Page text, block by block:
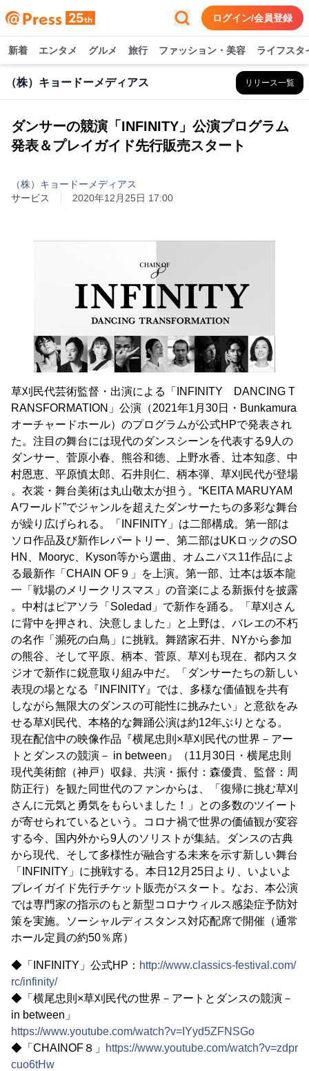
ログイン/会員登録
新着 エンタメ グルメ 旅行 ファッション・美容 ライフスタ
（株）キョードーメディアス リリース一覧
ダンサーの競演「INFINITY」公演プログラム
発表＆プレイガイド先行販売スタート
（株）キョードーメディアス
サービス
2020年12月25日 17:00
草刈民代芸術監督・出演による「INFINITY DANCING T
RANSFORMATION」公演（2021年1月30日・Bunkamura
オーチャードホール）のプログラムが公式HPで発表され
た。注目の舞台には現代のダンスシーンを代表する9人の
ダンサー、菅原小春、熊谷和徳、上野水香、辻本知彦、中
村恩恵、平原慎太郎、石井則仁、柄本弾、草刈民代が登場
。衣裳・舞台美術は丸山敬太が担う。“KEITA MARUYAM
Aワールド”でジャンルを超えたダンサーたちの多彩な舞台
が繰り広げられる。「INFINITY」は二部構成。第一部は
ソロ作品及び新作レパートリー、第二部はUKロックのSO
HN、Mooryc、Kyson等から選曲、オムニバス11作品によ
る最新作「CHAIN OF９」を上演。第一部、辻本は坂本龍
一「戦場のメリークリスマス」の音楽による新振付を披露
。中村はピアソラ「Soledad」で新作を踊る。「草刈さん
に背中を押され、決意しました」と上野は、バレエの不朽
の名作「瀕死の白鳥」に挑戦。舞踏家石井、NYから参加
の熊谷、そして平原、柄本、菅原、草刈も現在、都内スタ
ジオで新作に鋭意取り組み中だ。「ダンサーたちの新しい
表現の場となる『INFINITY』では、多様な価値観を共有
しながら無限大のダンスの可能性に挑みたい」と意欲をみ
せる草刈民代、本格的な舞踊公演は約12年ぶりとなる。
現在配信中の映像作品『横尾忠則×草刈民代の世界－アー
トとダンスの競演－ in between』（11月30日・横尾忠則
現代美術館（神戸）収録、共演・振付：森優貴、監督：周
防正行）を観た同世代のファンからは、「復帰に挑む草刈
さんに元気と勇気をもらいました！」との多数のツイート
が寄せられているという。コロナ禍で世界の価値観が変容
する今、国内外から9人のソリストが集結。ダンスの古典
から現代、そして多様性が融合する未来を示す新しい舞台
「INFINITY」に挑戦する。本日12月25日より、いよいよ
プレイガイド先行チケット販売がスタート。なお、本公演
では専門家の指示のもと新型コロナウィルス感染症予防対
策を実施。ソーシャルディスタンス対応配席で開催（通常
ホール定員の約50％席）
◆「INFINITY」公式HP： http://www.classics-festival.com/
rc/infinity/
◆「横尾忠則×草刈民代の世界－アートとダンスの競演－
in between」
https://www.youtube.com/watch?v=IYyd5ZFNSGo
◆「CHAINOF８」
https://www.youtube.com/watch?v=zdpr
cuo6tHw